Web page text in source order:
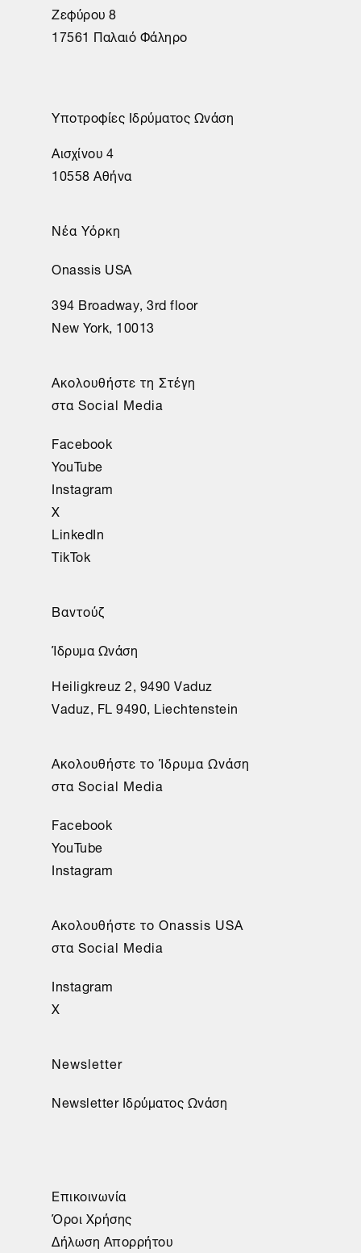
Ζεφύρου 8
17561 Παλαιό Φάληρο
Υποτροφίες Ιδρύματος Ωνάση
Αισχίνου 4
10558 Αθήνα
Νέα Υόρκη
Onassis USA
394 Broadway, 3rd floor
New York, 10013
Ακολουθήστε τη Στέγη
στα Social Media
Facebook
YouTube
Instagram
X
LinkedIn
TikTok
Βαντούζ
Ίδρυμα Ωνάση
Heiligkreuz 2, 9490 Vaduz
Vaduz, FL 9490, Liechtenstein
Aκολουθήστε το Ίδρυμα Ωνάση
στα Social Media
Facebook
YouTube
Instagram
Aκολουθήστε το Onassis USA
στα Social Media
Instagram
X
Newsletter
Newsletter Ιδρύματος Ωνάση
Επικοινωνία
Όροι Χρήσης
Δήλωση Απορρήτου